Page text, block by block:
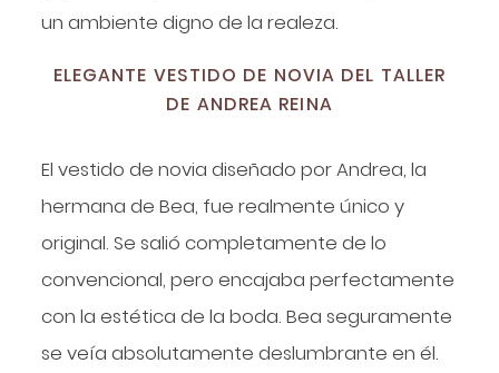
un ambiente digno de la realeza.
ELEGANTE VESTIDO DE NOVIA DEL TALLER
DE ANDREA REINA
El vestido de novia diseñado por Andrea, la
hermana de Bea, fue realmente único y
original. Se salió completamente de lo
convencional, pero encajaba perfectamente
con la estética de la boda. Bea seguramente
se veía absolutamente deslumbrante en él.